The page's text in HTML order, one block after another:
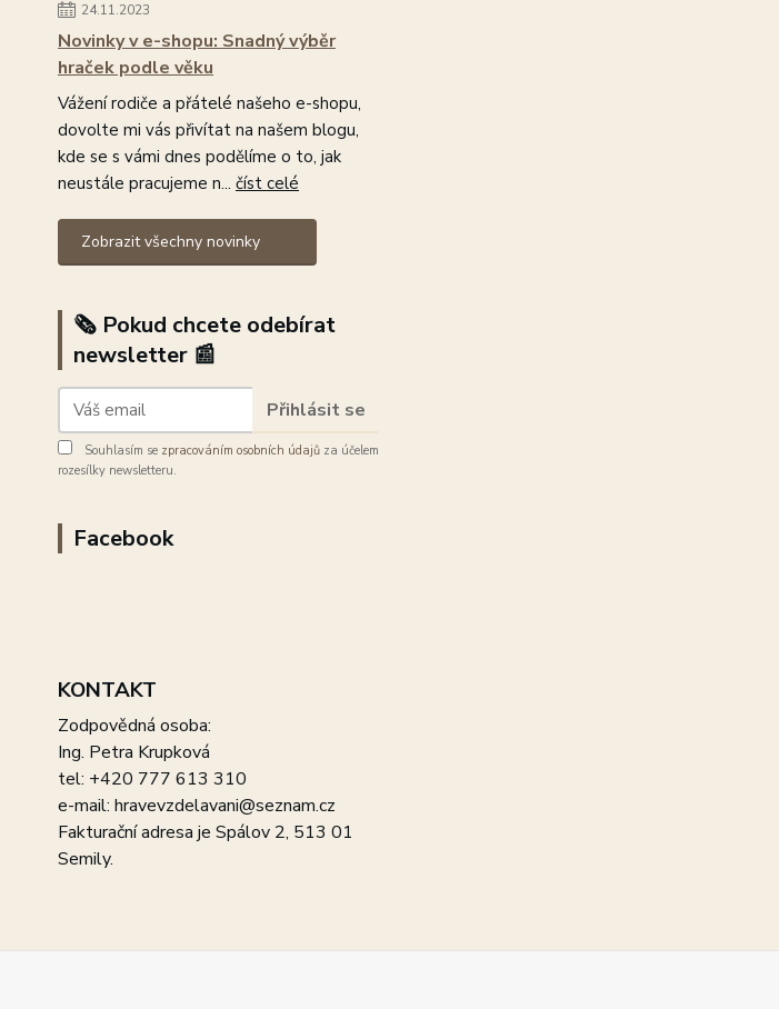
24.11.2023
Novinky v e-shopu: Snadný výběr
hraček podle věku
Vážení rodiče a přátelé našeho e-shopu,
dovolte mi vás přivítat na našem blogu,
kde se s vámi dnes podělíme o to, jak
neustále pracujeme n... číst celé
Zobrazit všechny novinky
🗞️ Pokud chcete odebírat
newsletter 📰
Přihlásit se
Souhlasím se zpracováním osobních údajů za účelem
rozesílky newsletteru.
Facebook
KONTAKT
Zodpovědná osoba:
Ing. Petra Krupková
tel: +420 777 613 310
e-mail: hravevzdelavani@seznam.cz
Fakturační adresa je Spálov 2, 513 01
Semily.